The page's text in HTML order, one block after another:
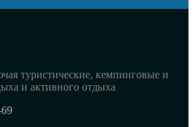
туристические, кемпинговые и
и активного отдыха